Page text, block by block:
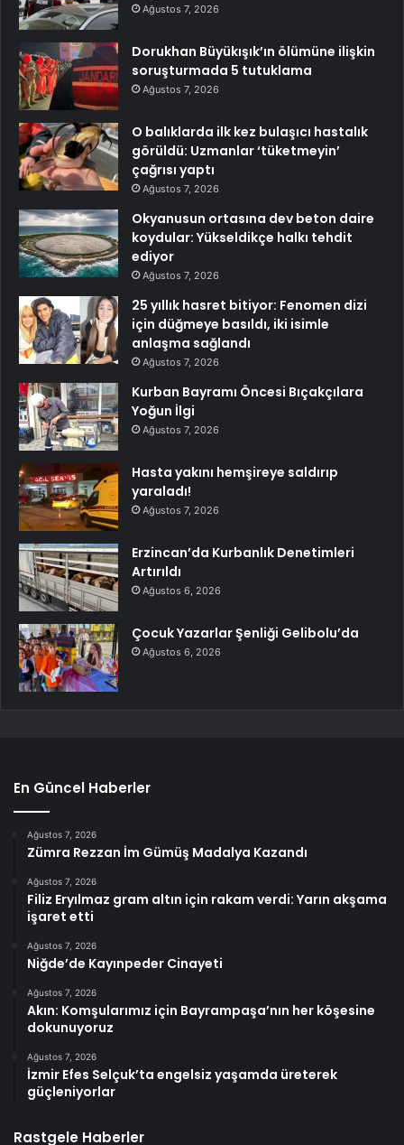
Ağustos 7, 2026
Dorukhan Büyükışık’ın ölümüne ilişkin
soruşturmada 5 tutuklama
Ağustos 7, 2026
O balıklarda ilk kez bulaşıcı hastalık
görüldü: Uzmanlar ‘tüketmeyin’
çağrısı yaptı
Ağustos 7, 2026
Okyanusun ortasına dev beton daire
koydular: Yükseldikçe halkı tehdit
ediyor
Ağustos 7, 2026
25 yıllık hasret bitiyor: Fenomen dizi
için düğmeye basıldı, iki isimle
anlaşma sağlandı
Ağustos 7, 2026
Kurban Bayramı Öncesi Bıçakçılara
Yoğun İlgi
Ağustos 7, 2026
Hasta yakını hemşireye saldırıp
yaraladı!
Ağustos 7, 2026
Erzincan’da Kurbanlık Denetimleri
Artırıldı
Ağustos 6, 2026
Çocuk Yazarlar Şenliği Gelibolu’da
Ağustos 6, 2026
En Güncel Haberler
Ağustos 7, 2026
Zümra Rezzan İm Gümüş Madalya Kazandı
Ağustos 7, 2026
Filiz Eryılmaz gram altın için rakam verdi: Yarın akşama
işaret etti
Ağustos 7, 2026
Niğde’de Kayınpeder Cinayeti
Ağustos 7, 2026
Akın: Komşularımız için Bayrampaşa’nın her köşesine
dokunuyoruz
Ağustos 7, 2026
İzmir Efes Selçuk’ta engelsiz yaşamda üreterek
güçleniyorlar
Rastgele Haberler